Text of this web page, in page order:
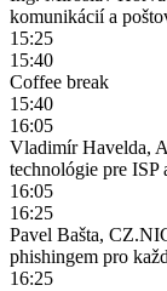
komunikácií a
15:25
15:40
Coffee break
15:40
16:05
Vladimír Havelda,
technológie pre ISP
16:05
16:25
Pavel Bašta,
phishingem pro
16:25